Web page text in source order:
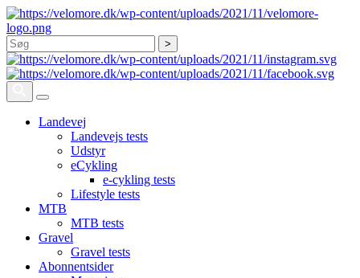
Søg
Landevej
Landevejs tests
Udstyr
eCykling
e-cykling tests
Lifestyle tests
MTB
MTB tests
Gravel
Gravel tests
Abonnentsider